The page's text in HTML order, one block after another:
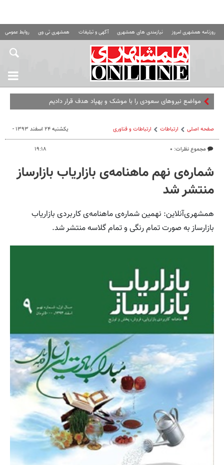
روزنامه همشهری امروز نیازمندی های همشهری آگهی و تبلیغات همشهری تی وی روابط عمومی
مواضع نیروهای سعودی را با موشک و پهپاد هدف قرار دادیم
صفحه اصلی ارتباطات ارتباطات و فناوری
مجموع نظرات: ۰
یکشنبه ۲۴ اسفند ۱۳۹۳ -
۱۹:۱۸
شماره‌ی نهم ماهنامه‌ی بازاریاب بازارساز
منتشر شد
همشهری‌آنلاین: نهمین شماره‌ی ماهنامه‌ی کاربردی بازاریاب
بازارساز به صورت تمام رنگی و تمام گلاسه منتشر شد.